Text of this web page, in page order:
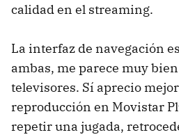
calidad en el streaming.
La interfaz de navegación
ambas, me parece muy
televisores. Sí aprecio
reproducción en Movistar
repetir una jugada,